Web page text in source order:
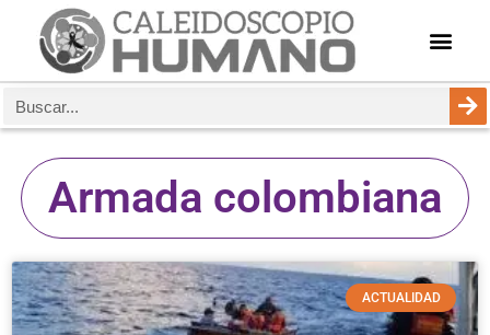
Armada colombiana
ACTUALIDAD